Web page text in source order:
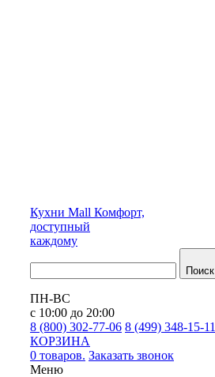
Кухни Mall Комфорт,
доступный
каждому
Поиск
ПН-ВС
с 10:00 до 20:00
8 (800) 302-77-06 8 (499) 348-15-11
КОРЗИНА
0 товаров. Заказать звонок
Меню